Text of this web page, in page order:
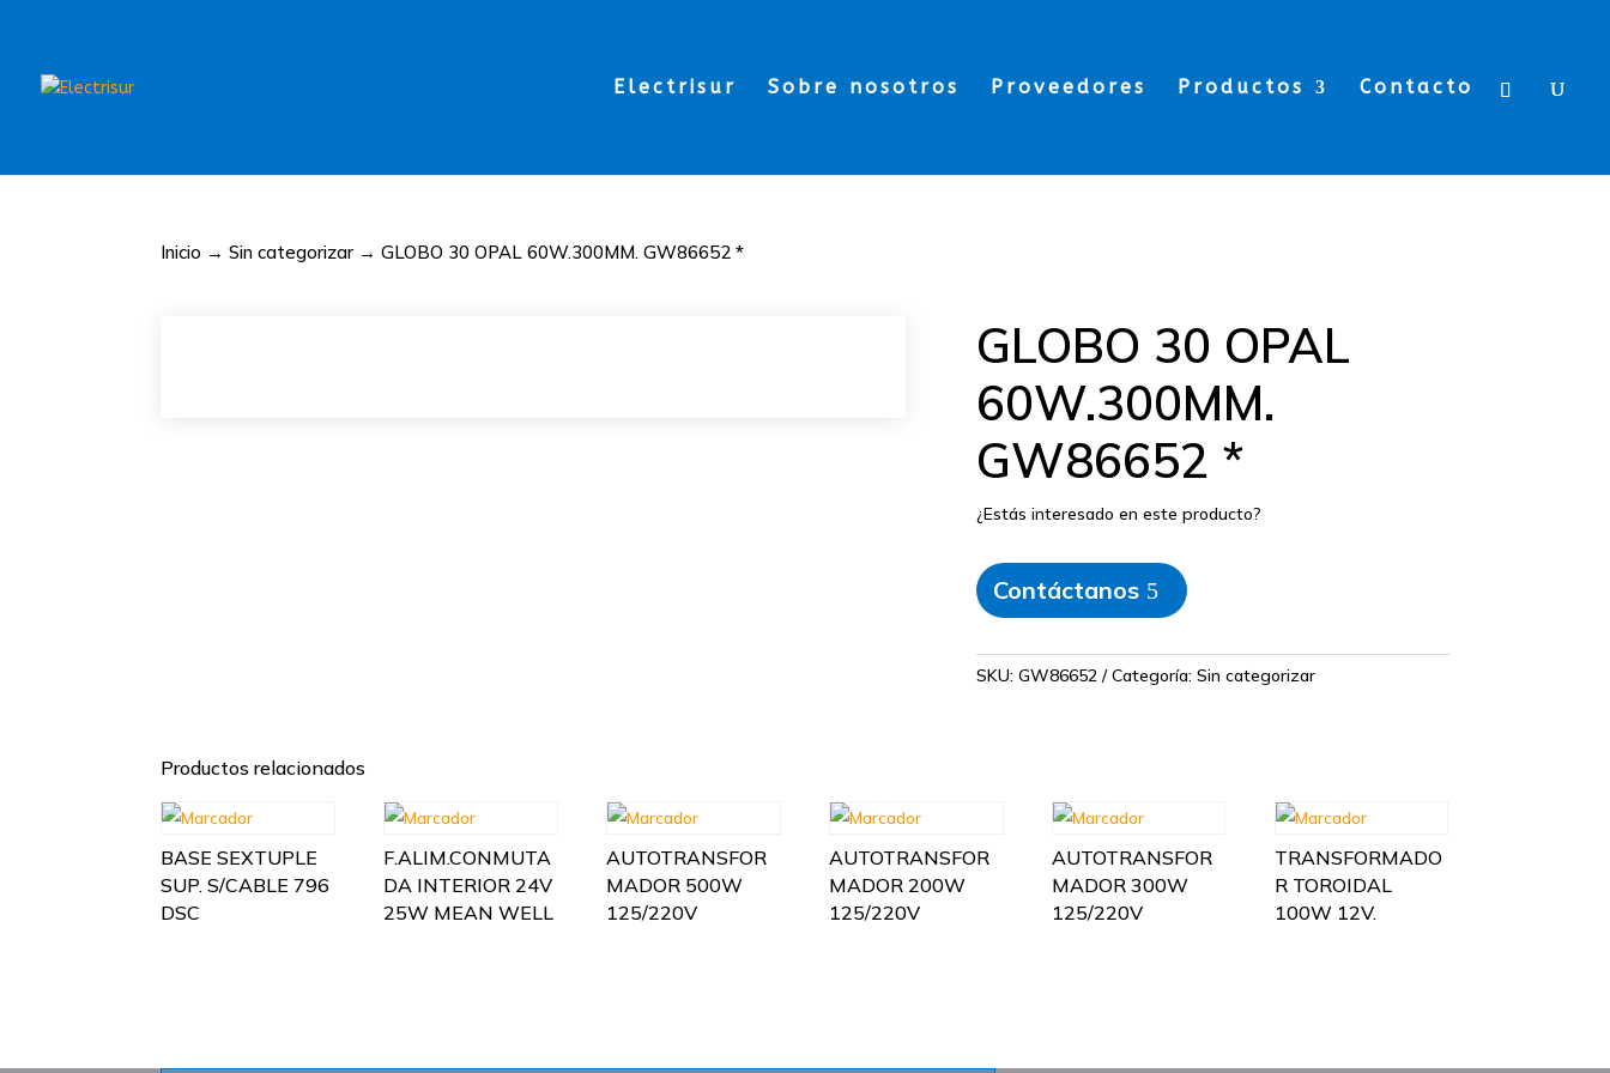
Electrisur Sobre nosotros Proveedores Productos Contacto
Inicio →Sin categorizar → GLOBO 30 OPAL 60W.300MM. GW86652 *
GLOBO 30 OPAL
60W.300MM.
GW86652 *
¿Estás interesado en este producto?
Contáctanos
SKU: GW86652 Categoría: Sin categorizar
Productos relacionados
BASE SEXTUPLE
SUP. S/CABLE 796
DSC
F.ALIM.CONMUTA
DA INTERIOR 24V
25W MEAN WELL
AUTOTRANSFOR
MADOR 500W
125/220V
AUTOTRANSFOR
MADOR 200W
125/220V
AUTOTRANSFOR
MADOR 300W
125/220V
TRANSFORMADO
R TOROIDAL
100W 12V.